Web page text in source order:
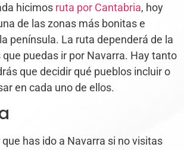
hicimos ruta por Cantabria, hoy
de las zonas más bonitas e
península. La ruta dependerá de la
puedas ir por Navarra. Hay tanto
que decidir qué pueblos incluir o
en cada uno de ellos.
has ido a Navarra si no visitas